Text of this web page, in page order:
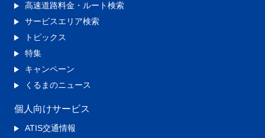
高速道路料金・ルート検索
サービスエリア検索
トピックス
特集
キャンペーン
くるまのニュース
個人向けサービス
ATIS交通情報